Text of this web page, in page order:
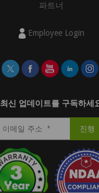
파트너
Employee Login
최신 업데이트를 구독하세